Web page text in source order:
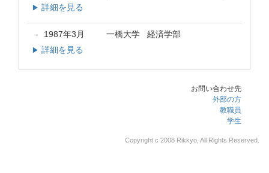
▶ 詳細を見る
- 1987年3月 一橋大学 経済学部
▶ 詳細を見る
お問い合わせ先
外部の方
教職員
学生
Copyright c 2008 Rikkyo, All Rights Reserved.